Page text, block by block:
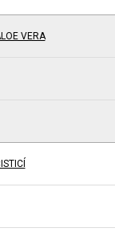
VERA